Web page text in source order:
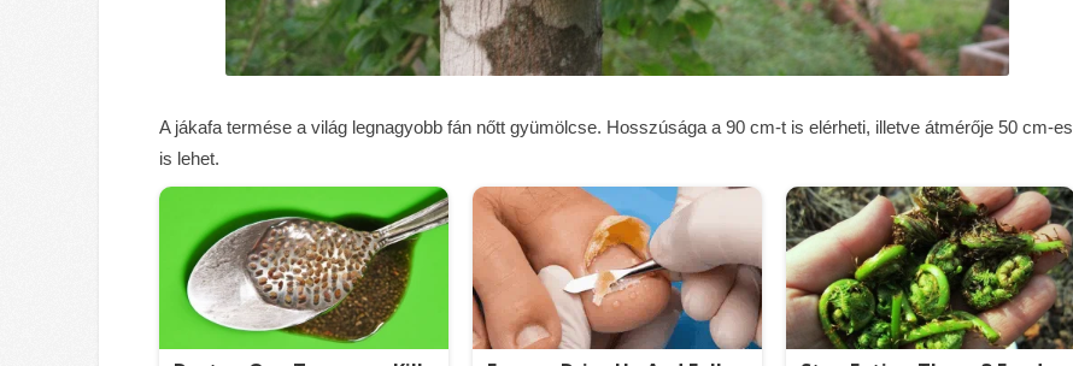
A jákafa termése a világ legnagyobb fán nőtt gyümölcse. Hosszúsága a 90 cm-t is elérheti, illetve átmérője 50 cm-es
is lehet.